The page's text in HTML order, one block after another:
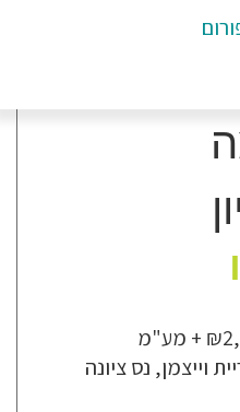
+ מע"מ
וייצמן, נס ציונה